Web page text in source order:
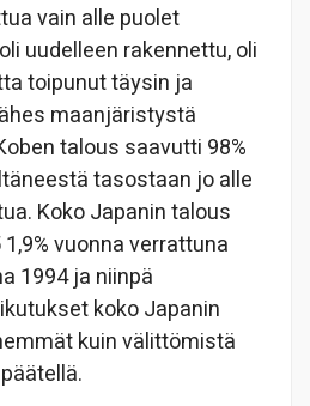
vain alle puolet
uudelleen rakennettu, oli
toipunut täysin ja
maanjäristystä
talous saavutti 98%
tasostaan jo alle
Koko Japanin talous
vuonna verrattuna
1994 ja niinpä
koko Japanin
kuin välittömistä